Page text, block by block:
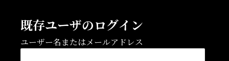
既存ユーザのログイン
ユーザー名またはメールアドレス